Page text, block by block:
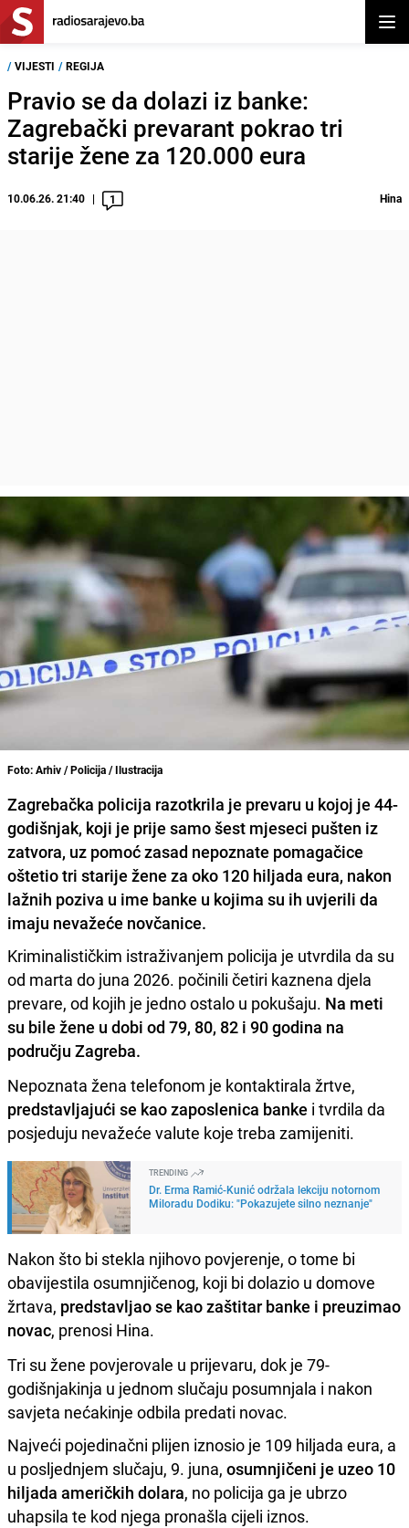
/ VIJESTI / REGIJA
Pravio se da dolazi iz banke:
Zagrebački prevarant pokrao tri
starije žene za 120.000 eura
10.06.26. 21:40 1 Hina
Foto: Arhiv / Policija / Ilustracija
Zagrebačka policija razotkrila je prevaru u kojoj je 44-
godišnjak, koji je prije samo šest mjeseci pušten iz
zatvora, uz pomoć zasad nepoznate pomagačice
oštetio tri starije žene za oko 120 hiljada eura, nakon
lažnih poziva u ime banke u kojima su ih uvjerili da
imaju nevažeće novčanice.
Kriminalističkim istraživanjem policija je utvrdila da su
od marta do juna 2026. počinili četiri kaznena djela
prevare, od kojih je jedno ostalo u pokušaju. Na meti
su bile žene u dobi od 79, 80, 82 i 90 godina na
području Zagreba.
Nepoznata žena telefonom je kontaktirala žrtve,
predstavljajući se kao zaposlenica banke i tvrdila da
posjeduju nevažeće valute koje treba zamijeniti.
TRENDING
Dr. Erma Ramić-Kunić održala lekciju notornom
Miloradu Dodiku: "Pokazujete silno neznanje"
Nakon što bi stekla njihovo povjerenje, o tome bi
obavijestila osumnjičenog, koji bi dolazio u domove
žrtava, predstavljao se kao zaštitar banke i preuzimao
novac, prenosi Hina.
Tri su žene povjerovale u prijevaru, dok je 79-
godišnjakinja u jednom slučaju posumnjala i nakon
savjeta nećakinje odbila predati novac.
Najveći pojedinačni plijen iznosio je 109 hiljada eura, a
u posljednjem slučaju, 9. juna, osumnjičeni je uzeo 10
hiljada američkih dolara, no policija ga je ubrzo
uhapsila te kod njega pronašla cijeli iznos.